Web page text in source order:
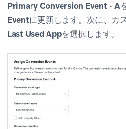
Primary Conversion Event - A
Eventに更新します。次に、カ
Last Used Appを選択します。